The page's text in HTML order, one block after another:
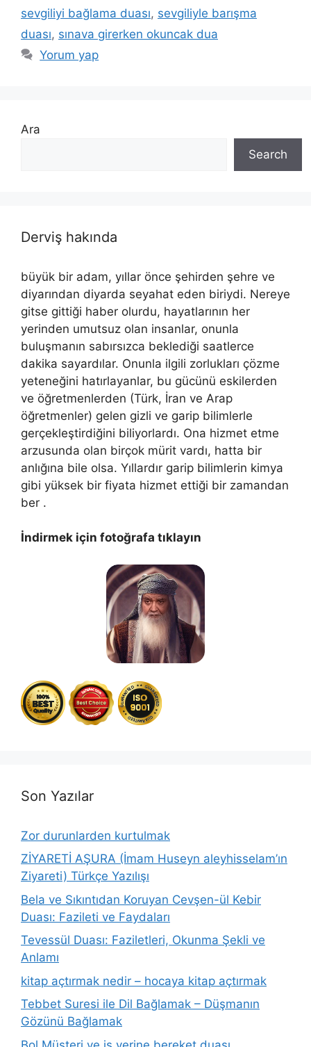
sevgiliyi bağlama duası, sevgiliyle barışma
duası, sınava girerken okuncak dua
Yorum yap
Ara
Search
Derviş hakında
büyük bir adam, yıllar önce şehirden şehre ve
diyarından diyarda seyahat eden biriydi. Nereye
gitse gittiği haber olurdu, hayatlarının her
yerinden umutsuz olan insanlar, onunla
buluşmanın sabırsızca beklediği saatlerce
dakika sayardılar. Onunla ilgili zorlukları çözme
yeteneğini hatırlayanlar, bu gücünü eskilerden
ve öğretmenlerden (Türk, İran ve Arap
öğretmenler) gelen gizli ve garip bilimlerle
gerçekleştirdiğini biliyorlardı. Ona hizmet etme
arzusunda olan birçok mürit vardı, hatta bir
anlığına bile olsa. Yıllardır garip bilimlerin kimya
gibi yüksek bir fiyata hizmet ettiği bir zamandan
ber .
İndirmek için fotoğrafa tıklayın
Son Yazılar
Zor durunlarden kurtulmak
ZİYARETİ AŞURA (İmam Huseyn aleyhisselam’ın
Ziyareti) Türkçe Yazılışı
Bela ve Sıkıntıdan Koruyan Cevşen-ül Kebir
Duası: Fazileti ve Faydaları
Tevessül Duası: Faziletleri, Okunma Şekli ve
Anlamı
kitap açtırmak nedir – hocaya kitap açtırmak
Tebbet Suresi ile Dil Bağlamak – Düşmanın
Gözünü Bağlamak